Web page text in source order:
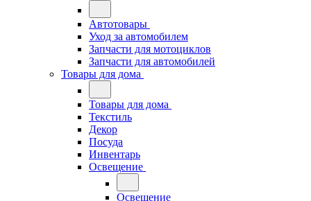
Автотовары
Уход за автомобилем
Запчасти для мотоциклов
Запчасти для автомобилей
Товары для дома
Товары для дома
Текстиль
Декор
Посуда
Инвентарь
Освещение
Освещение